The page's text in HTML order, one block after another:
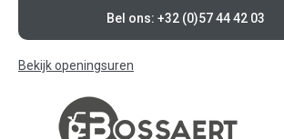
Bel ons: +32 (0)57 44 42 03
Bekijk openingsuren